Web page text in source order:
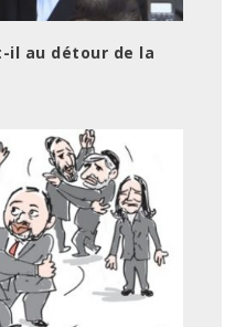
il au détour de la